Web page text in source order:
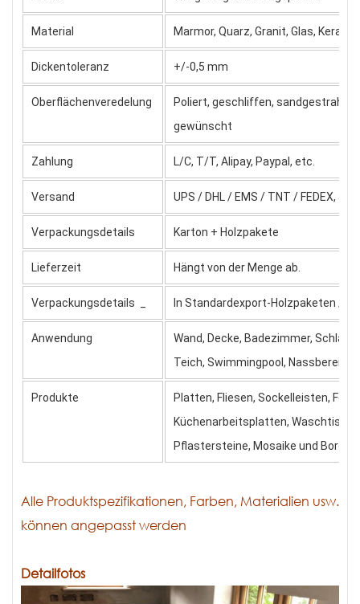
Material Marmor, Quarz, Granit, Glas,
Dickentoleranz +/-0,5 mm
Oberflächenveredelung
Poliert, geschliffen, sandgestrahlt,
gewünscht
Zahlung L/C, T/T, Alipay, Paypal, etc.
Versand UPS / DHL / EMS / TNT / FEDEX,
Verpackungsdetails Karton + Holzpakete
Lieferzeit Hängt von der Menge ab.
Verpackungsdetails In Standardexport-Holzpaketen /
Anwendung
Wand, Decke, Badezimmer,
Teich, Swimmingpool, Nassbereich,
Produkte
Platten, Fliesen, Sockelleisten,
Küchenarbeitsplatten,
Pflastersteine, Mosaike und
Alle Produktspezifikationen, Farben, Materialien usw.
können angepasst werden
Detailfotos